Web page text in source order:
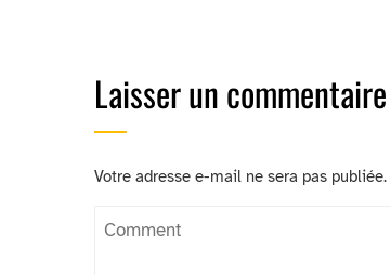
Laisser un commentaire
Votre adresse e-mail ne sera pas publiée.